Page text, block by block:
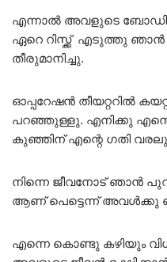
എന്നാൽ അവളുടെ
ഏറെ റിസ്ക്ക് എടുത്തു
തീരുമാനിച്ചു.
ഓപ്പറേഷൻ തീയറ്ററിൽ
പറഞ്ഞുള്ളു. എനിക്കു
കുഞ്ഞിന് എന്റെ ഗതി
നിന്നെ ജീവനോട് ഞാൻ
ആണ് പെട്ടെന്ന് അവൾക്കു
എന്നെ കൊണ്ടു കഴിയും